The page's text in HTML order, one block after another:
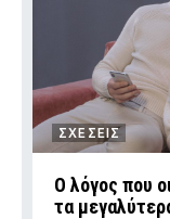
ΣΧΕΣΕΙΣ
Ο λόγος που
τα